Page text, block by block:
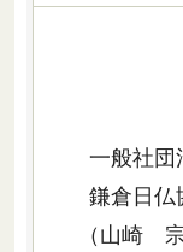
一般社団
鎌倉日仏
（山崎 宗